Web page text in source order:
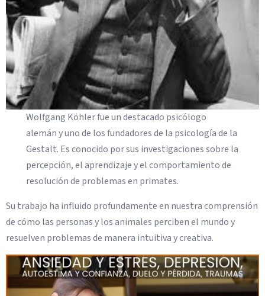
Wolfgang Köhler fue un destacado psicólogo
alemán y uno de los fundadores de la psicología de la
Gestalt. Es conocido por sus investigaciones sobre la
percepción, el aprendizaje y el comportamiento de
resolución de problemas en primates.
Su trabajo ha influido profundamente en nuestra comprensión
de cómo las personas y los animales perciben el mundo y
resuelven problemas de manera intuitiva y creativa.